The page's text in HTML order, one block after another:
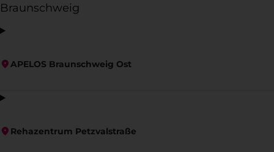
Braunschweig
APELOS Braunschweig Ost
Rehazentrum Petzvalstraße